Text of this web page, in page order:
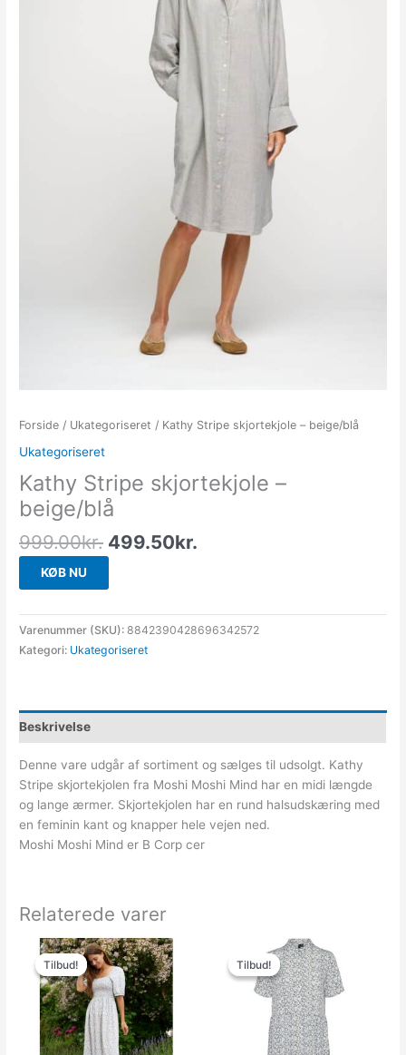
Forside / Ukategoriseret / Kathy Stripe skjortekjole – beige/blå
Ukategoriseret
Kathy Stripe skjortekjole –
beige/blå
999.00kr. 499.50kr.
KØB NU
Varenummer (SKU):8842390428696342572
Kategori: Ukategoriseret
Beskrivelse
Denne vare udgår af sortiment og sælges til udsolgt. Kathy
Stripe skjortekjolen fra Moshi Moshi Mind har en midi længde
og lange ærmer. Skjortekjolen har en rund halsudskæring med
en feminin kant og knapper hele vejen ned.
Moshi Moshi Mind er B Corp cer
Relaterede varer
Tilbud!
Tilbud!
Den
oprindelige
pris
var:
550.00kr..
Den
aktuelle
pris
er:
100.00kr..
Tilbud!
Tilbud!
Den
oprindelige
pris
var:
299.95kr..
Den
aktuelle
pris
er:
50.00kr..